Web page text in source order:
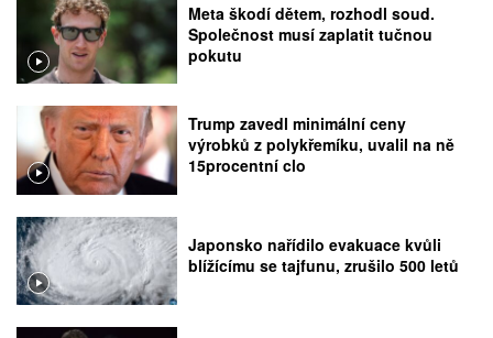
Meta škodí dětem, rozhodl soud.
Společnost musí zaplatit tučnou
pokutu
Trump zavedl minimální ceny
výrobků z polykřemíku, uvalil na ně
15procentní clo
Japonsko nařídilo evakuace kvůli
blížícímu se tajfunu, zrušilo 500 letů